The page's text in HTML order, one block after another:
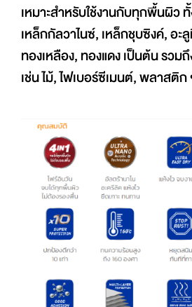
เหมาะสำหรับใช้งานกับทุกพื้นผิว ทั้
เหล็กกัลวาไนซ์, เหล็กชุบซิงค์, อะ
ทองเหลือง, ทองแดง เป็นต้น รว
เช่น ไม้, ไฟเบอร์ซีเมนต์, พลาสติ